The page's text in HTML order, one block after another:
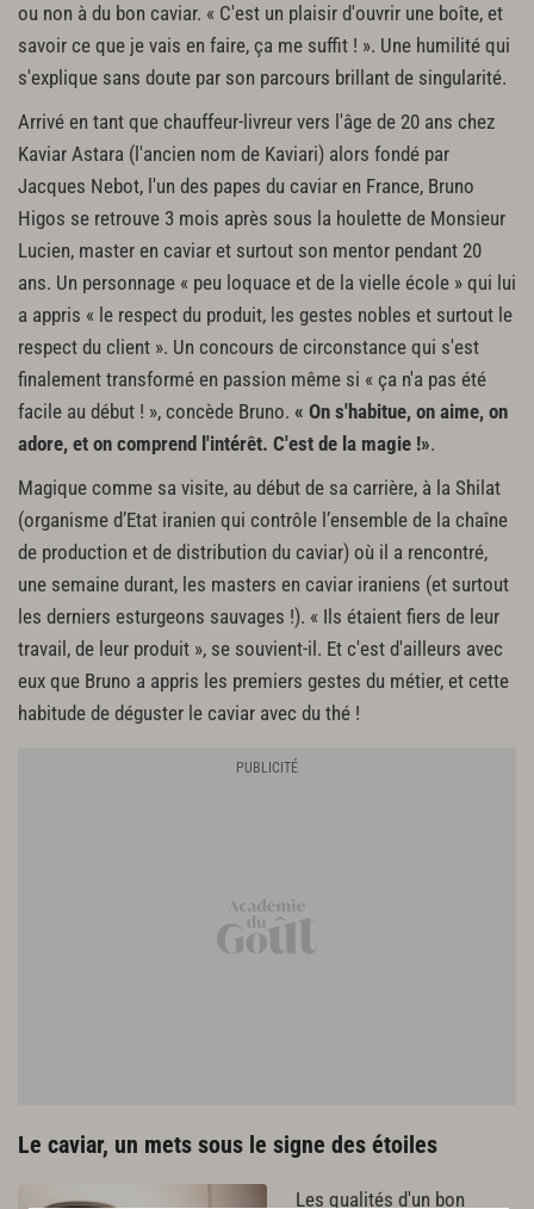
ou non à du bon caviar. « C'est un plaisir d'ouvrir une boîte, et
savoir ce que je vais en faire, ça me suffit ! ». Une humilité qui
s'explique sans doute par son parcours brillant de singularité.
Arrivé en tant que chauffeur-livreur vers l'âge de 20 ans chez
Kaviar Astara (l'ancien nom de Kaviari) alors fondé par
Jacques Nebot, l'un des papes du caviar en France, Bruno
Higos se retrouve 3 mois après sous la houlette de Monsieur
Lucien, master en caviar et surtout son mentor pendant 20
ans. Un personnage « peu loquace et de la vielle école » qui lui
a appris « le respect du produit, les gestes nobles et surtout le
respect du client ». Un concours de circonstance qui s'est
finalement transformé en passion même si « ça n'a pas été
facile au début ! », concède Bruno. « On s'habitue, on aime, on
adore, et on comprend l'intérêt. C'est de la magie !».
Magique comme sa visite, au début de sa carrière, à la Shilat
(organisme d’Etat iranien qui contrôle l’ensemble de la chaîne
de production et de distribution du caviar) où il a rencontré,
une semaine durant, les masters en caviar iraniens (et surtout
les derniers esturgeons sauvages !). « Ils étaient fiers de leur
travail, de leur produit », se souvient-il. Et c'est d'ailleurs avec
eux que Bruno a appris les premiers gestes du métier, et cette
habitude de déguster le caviar avec du thé !
Le caviar, un mets sous le signe des étoiles
Les qualités d'un bon